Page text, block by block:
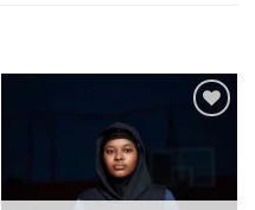
souhaits